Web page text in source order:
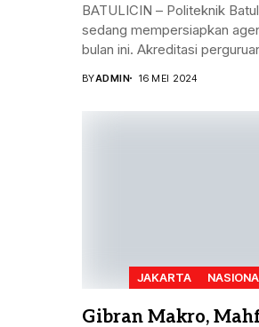
BATULICIN – Politeknik
sedang mempersiapkan
bulan ini. Akreditasi
BYADMIN 16 MEI 2024
JAKARTA
Gibran Makro,